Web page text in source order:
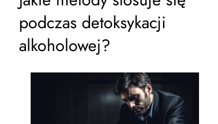
podczas detoksykacji
alkoholowej?